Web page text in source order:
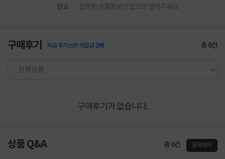
신고 잘못된 상품정보가 있으면 알려주세요.
구매후기 지금 후기쓰면 적립금 2배! 총0건
구매후기가 없습니다.
상품 Q&A 총 0건 문의하기